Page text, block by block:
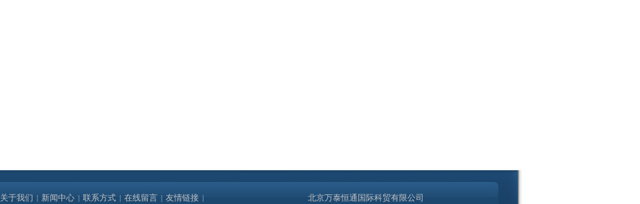
关于我们 | 新闻中心 | 联系方式 | 在线留言 | 友情链接 | 北京万泰恒通国际科贸有限公司